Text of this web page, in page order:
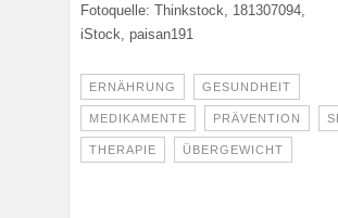
Fotoquelle: Thinkstock, 181307094,
iStock, paisan191
ERNÄHRUNG GESUNDHEIT
MEDIKAMENTE PRÄVENTION
THERAPIE ÜBERGEWICHT